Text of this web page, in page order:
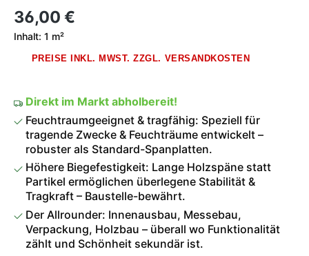
Regulärer Preis:
36,00 €
Inhalt: 1 m²
PREISE INKL. MWST. ZZGL. VERSANDKOSTEN
Direkt im Markt abholbereit!
Feuchtraumgeeignet & tragfähig: Speziell für
tragende Zwecke & Feuchträume entwickelt –
robuster als Standard-Spanplatten.
Höhere Biegefestigkeit: Lange Holzspäne statt
Partikel ermöglichen überlegene Stabilität &
Tragkraft – Baustelle-bewährt.
Der Allrounder: Innenausbau, Messebau,
Verpackung, Holzbau – überall wo Funktionalität
zählt und Schönheit sekundär ist.